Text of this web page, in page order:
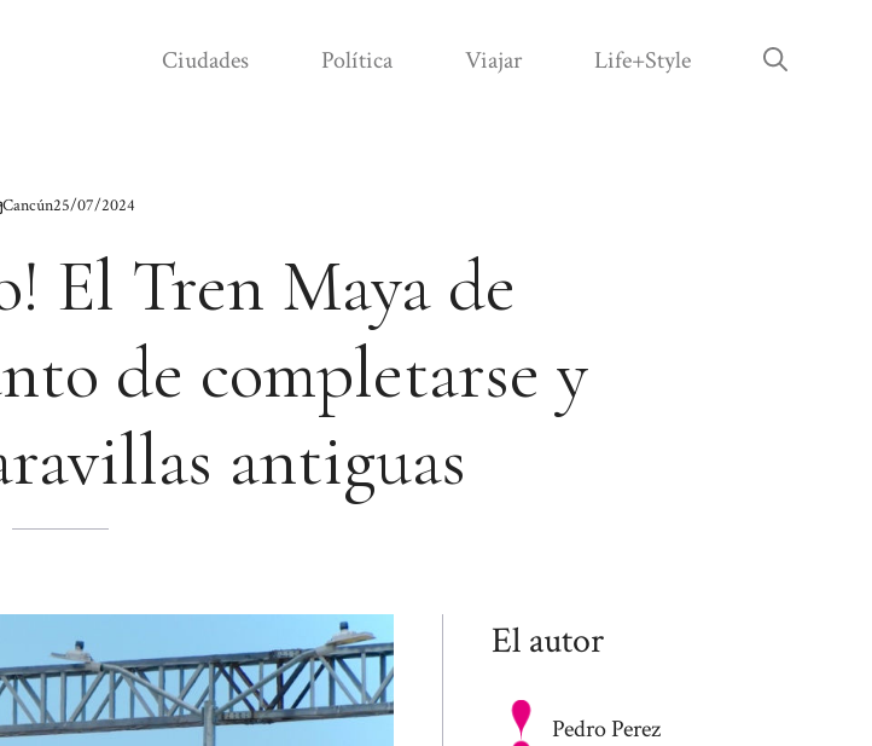
Ciudades Política Viajar Life+Style
Cancún25/07/2024
El Tren Maya de
de completarse y
antiguas
El autor
Pedro Perez